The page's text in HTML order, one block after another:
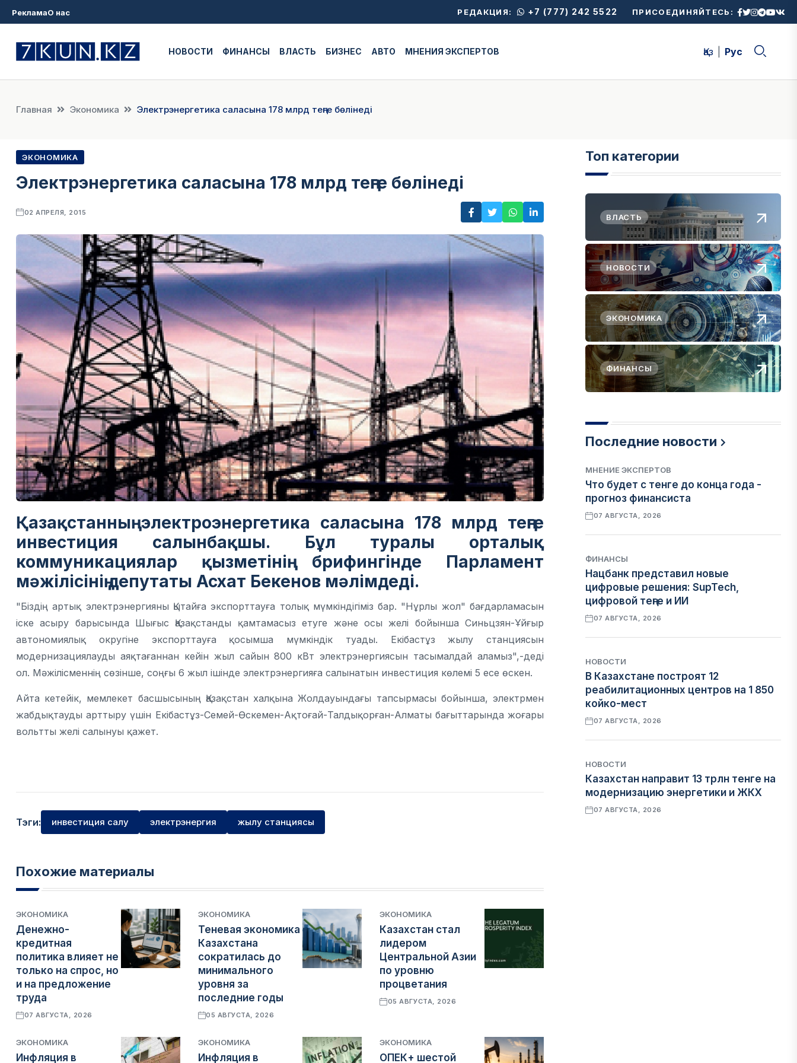
РекламаО нас РЕДАКЦИЯ: +7 (777) 242 5522 ПРИСОЕДИНЯЙТЕСЬ:
НОВОСТИ ФИНАНСЫ ВЛАСТЬ БИЗНЕС АВТО МНЕНИЯ ЭКСПЕРТОВ Қаз Рус
Главная Экономика Электрэнергетика саласына 178 млрд теңге бөлінеді
ЭКОНОМИКА
Электрэнергетика саласына 178 млрд теңге бөлінеді
02 АПРЕЛЯ, 2015
Қазақстанның электроэнергетика саласына 178 млрд теңге
инвестиция салынбақшы. Бұл туралы орталық
коммуникациялар қызметінің брифингінде Парламент
мәжілісінің депутаты Асхат Бекенов мәлімдеді.
"Біздің артық электрэнергияны Қытайға экспорттауға толық мүмкіндігіміз бар. "Нұрлы жол" бағдарламасын
іске асыру барысында Шығыс Қазақстанды қамтамасыз етуге және осы желі бойынша Синьцзян-Ұйғыр
автономиялық округіне экспорттауға қосымша мүмкіндік туады. Екібастұз жылу станциясын
модернизациялауды аяқтағаннан кейін жыл сайын 800 кВт электрэнергиясын тасымалдай аламыз",-деді
ол. Мәжілісменнің сөзінше, соңғы 6 жыл ішінде электрэнергияға салынатын инвестиция көлемі 5 есе өскен.
Айта кетейік, мемлекет басшысының Қазақстан халқына Жолдауындағы тапсырмасы бойынша, электрмен
жабдықтауды арттыру үшін Екібастұз-Семей-Өскемен-Ақтоғай-Талдықорған-Алматы бағыттарында жоғары
вольтты желі салынуы қажет.
Тэги: инвестиция салу электрэнергия жылу станциясы
Похожие материалы
ЭКОНОМИКА
Денежно-
кредитная
политика влияет не
только на спрос, но
и на предложение
труда
07 АВГУСТА, 2026
ЭКОНОМИКА
Теневая экономика
Казахстана
сократилась до
минимального
уровня за
последние годы
05 АВГУСТА, 2026
ЭКОНОМИКА
Казахстан стал
лидером
Центральной Азии
по уровню
процветания
05 АВГУСТА, 2026
ЭКОНОМИКА
Инфляция в
ЭКОНОМИКА
Инфляция в
ЭКОНОМИКА
ОПЕК+ шестой
Топ категории
ВЛАСТЬ
НОВОСТИ
ЭКОНОМИКА
ФИНАНСЫ
Последние новости
МНЕНИЕ ЭКСПЕРТОВ
Что будет с тенге до конца года -
прогноз финансиста
07 АВГУСТА, 2026
ФИНАНСЫ
Нацбанк представил новые
цифровые решения: SupTech,
цифровой теңге и ИИ
07 АВГУСТА, 2026
НОВОСТИ
В Казахстане построят 12
реабилитационных центров на 1 850
койко-мест
07 АВГУСТА, 2026
НОВОСТИ
Казахстан направит 13 трлн тенге на
модернизацию энергетики и ЖКХ
07 АВГУСТА, 2026